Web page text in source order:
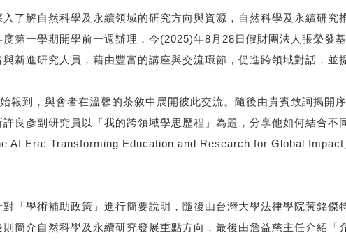
入了解自然科學及永續領域的研究方向與資源，自然科學及永續研
第一學期開學前一週辦理，今(2025)年8月28日假財團法人張榮發
新進研究人員，藉由豐富的講座與交流環節，促進跨領域對話，並
報到，與會者在溫馨的茶敘中展開彼此交流。隨後由貴賓致詞揭開
良彥副研究員以「我的跨領域學思歷程」為題，分享他如何結合
AI Era: Transforming Education and Research for Global
「學術補助政策」進行簡要說明，隨後由台灣大學法律學院黃銘
簡介自然科學及永續研究發展重點方向，最後由詹益慈主任介紹「